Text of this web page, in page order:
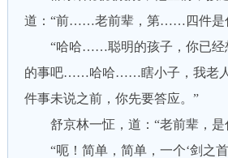
道：“前……老前辈，第……四件是
“哈哈……聪明的孩子，你已经
的事吧……哈哈……瞎小子，我老
件事未说之前，你先要答应。”
舒京林一怔，道：“老前辈，是
“呃！简单，简单，一个‘剑之首